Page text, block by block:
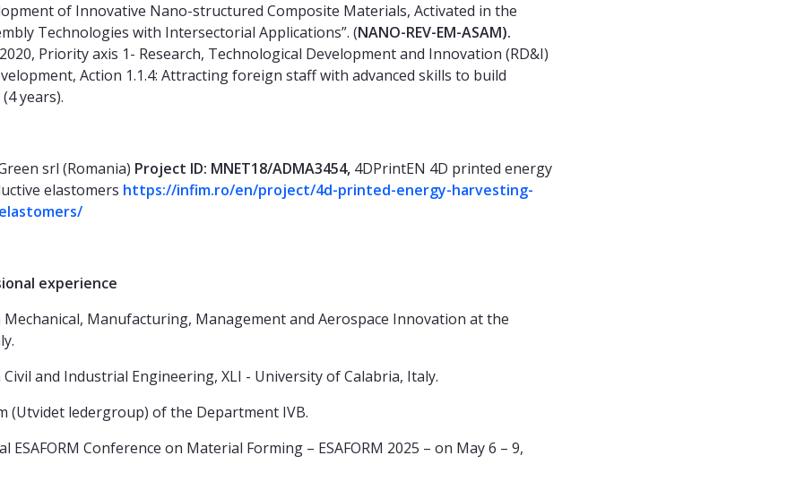
of Innovative Nano-structured Composite Materials, Activated in the
Technologies with Intersectorial Applications”. (NANO-REV-EM-ASAM).
Priority axis 1- Research, Technological Development and Innovation (RD&I)
Action 1.1.4: Attracting foreign staff with advanced skills to build
years).
srl (Romania) Project ID: MNET18/ADMA3454, 4DPrintEN 4D printed energy
elastomers https://infim.ro/en/project/4d-printed-energy-harvesting-
Mechanical, Manufacturing, Management and Aerospace Innovation at the
Civil and Industrial Engineering, XLI - University of Calabria, Italy.
(Utvidet ledergroup) of the Department IVB.
Conference on Material Forming – ESAFORM 2025 – on May 6 – 9,